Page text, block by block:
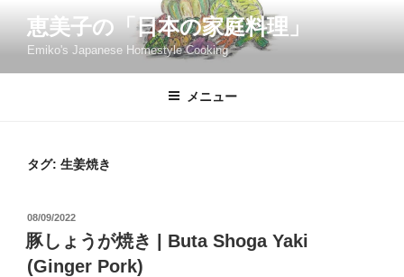
ン
恵美子の「日本の家庭料理」
Emiko's Japanese Homestyle Cooking
メニュー
タグ: 生姜焼き
投
稿
日:
08/09/2022
豚しょうが焼き | Buta Shoga Yaki
(Ginger Pork)